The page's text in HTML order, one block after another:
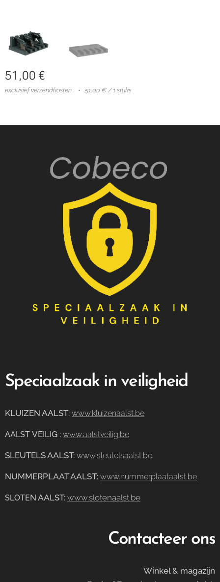
51,00 €
exclusief verzendkosten 51,00 € / 1 stuks
Speciaalzaak in veiligheid
KLUIZEN AALST: www.kluizenaalst.be
AALST VEILIG : www.aalstveilig.be
SLEUTELS AALST: www.sleutelsaalst.be
NUMMERPLAAT AALST: www.nummerplaataalst.be
SLOTEN AALST: www.slotenaalst.be
Contacteer ons
Winkel & magazijn